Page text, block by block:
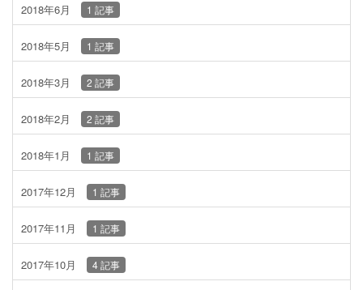
2018年6月 1 記事
2018年5月 1 記事
2018年3月 2 記事
2018年2月 2 記事
2018年1月 1 記事
2017年12月 1 記事
2017年11月 1 記事
2017年10月 4 記事